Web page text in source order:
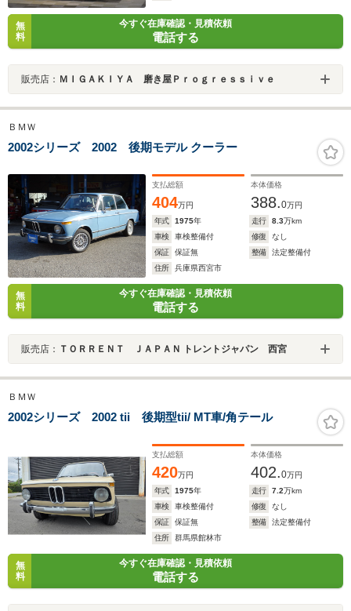
無
料
今すぐ在庫確認・見積依頼
電話する
販売店： ＭＩＧＡＫＩＹＡ 磨き屋Ｐｒｏｇｒｅｓｓｉｖｅ
ＢＭＷ
2002シリーズ 2002 後期モデル クーラー
支払総額
404万円
本体価格
388.0万円
年式
1975年 走行 8.3万km
車検
車検整備付 修復
なし
保証
保証無 整備
法定整備付
住所
兵庫県西宮市
無
料
今すぐ在庫確認・見積依頼
電話する
販売店： ＴＯＲＲＥＮＴ ＪＡＰＡＮ トレントジャパン 西宮
ＢＭＷ
2002シリーズ 2002 tii 後期型tii/ MT車/角テール
支払総額
420万円
本体価格
402.0万円
年式
1975年 走行 7.2万km
車検
車検整備付 修復
なし
保証
保証無 整備
法定整備付
住所
群馬県館林市
無
料
今すぐ在庫確認・見積依頼
電話する